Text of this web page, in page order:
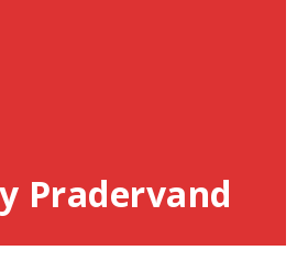
Pradervand